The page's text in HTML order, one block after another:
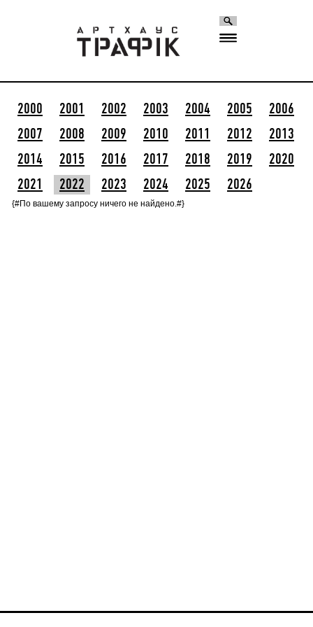
2000 2001 2002 2003 2004 2005
2006
2007
2008 2009 2010 2011 2012
2013
2014
2015 2016 2017 2018 2019
2020
2021
2022 2023 2024 2025 2026
{#По вашему запросу ничего не найдено.#}